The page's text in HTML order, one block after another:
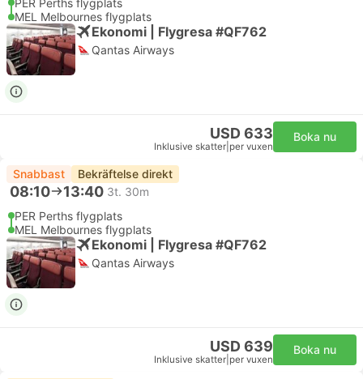
PER Perths flygplats
MEL Melbournes flygplats
Ekonomi | Flygresa #QF762
Qantas Airways
USD 633
Inklusive skatter per vuxen
Boka nu
Snabbast Bekräftelse direkt
08:10 13:40 3t. 30m
PER Perths flygplats
MEL Melbournes flygplats
Ekonomi | Flygresa #QF762
Qantas Airways
USD 639
Inklusive skatter per vuxen
Boka nu